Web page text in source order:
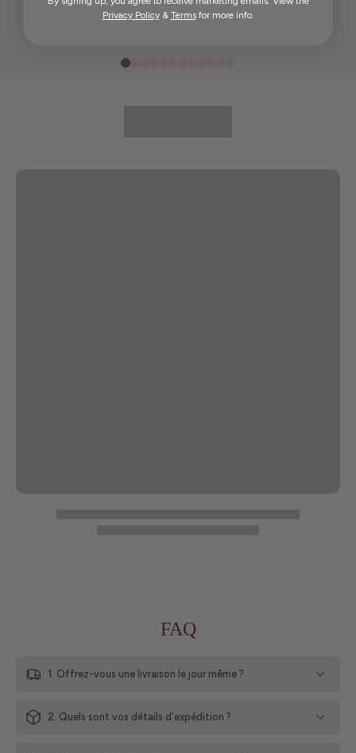
FAQ
1. Offrez-vous une livraison le jour même ?
2. Quels sont vos détails d'expédition ?
Privacy Policy& Termsfor more info.